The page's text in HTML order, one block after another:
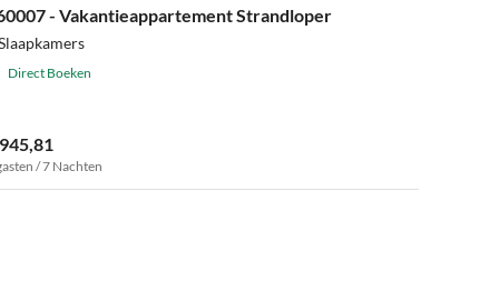
- Vakantieappartement Strandloper
Direct Boeken
/ 7 Nachten